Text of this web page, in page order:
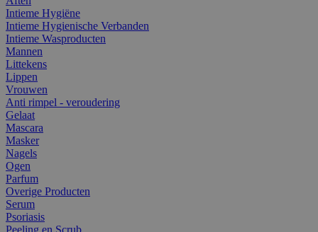
Intieme Hygiëne
Intieme Hygienische Verbanden
Intieme Wasproducten
Mannen
Littekens
Lippen
Vrouwen
Anti rimpel - veroudering
Gelaat
Mascara
Masker
Nagels
Ogen
Parfum
Overige Producten
Serum
Psoriasis
Peeling en Scrub